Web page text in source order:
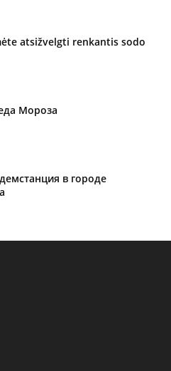
atsižvelgti renkantis sodo
Мороза
в городе